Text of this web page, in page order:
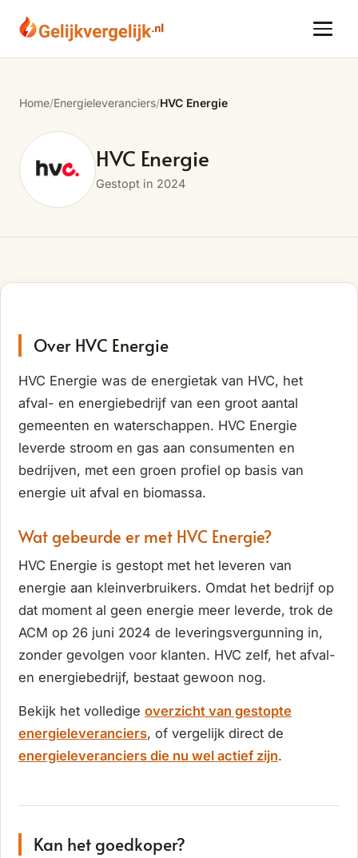
Home/Energieleveranciers/HVC Energie
HVC Energie
Gestopt in 2024
Over HVC Energie
HVC Energie was de energietak van HVC, het
afval- en energiebedrijf van een groot aantal
gemeenten en waterschappen. HVC Energie
leverde stroom en gas aan consumenten en
bedrijven, met een groen profiel op basis van
energie uit afval en biomassa.
Wat gebeurde er met HVC Energie?
HVC Energie is gestopt met het leveren van
energie aan kleinverbruikers. Omdat het bedrijf op
dat moment al geen energie meer leverde, trok de
ACM op 26 juni 2024 de leveringsvergunning in,
zonder gevolgen voor klanten. HVC zelf, het afval-
en energiebedrijf, bestaat gewoon nog.
Bekijk het volledige overzicht van gestopte
energieleveranciers, of vergelijk direct de
energieleveranciers die nu wel actief zijn.
Kan het goedkoper?